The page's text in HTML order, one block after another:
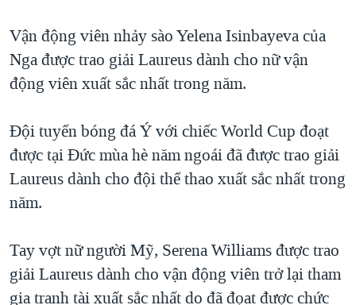
GIÁO DỤC
GROUND ZERO – XƯA VÀ NAY
CHI PHÍ CHIẾN TRANH AFGHANISTAN
CÁC GIÁ TRỊ CỘNG HÒA Ở VIỆT NAM
THƯỢNG ĐỈNH TRUMP-KIM TẠI VIỆT NAM
TRỊNH VĨNH BÌNH VS. CHÍNH PHỦ VIỆT NAM
NGƯ DÂN VIỆT VÀ LÀN SÓNG TRỘM HẢI SÂM
BÊN KIA QUỐC LỘ: TIẾNG VỌNG TỪ NÔNG THÔN MỸ
Vận động viên nhảy sào Yelena Isinbayeva của
Nga được trao giải Laureus dành cho nữ vận
động viên xuất sắc nhất trong năm.
Đội tuyển bóng đá Ý với chiếc World Cup đoạt
được tại Đức mùa hè năm ngoái đã được trao giải
Laureus dành cho đội thể thao xuất sắc nhất trong
năm.
Tay vợt nữ người Mỹ, Serena Williams được trao
giải Laureus dành cho vận động viên trở lại tham
gia tranh tài xuất sắc nhất do đã đọat được chức